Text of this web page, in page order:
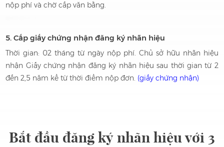
nộp phí và chờ cấp văn bằng.
5. Cấp giấy chứng nhận đăng ký nhãn hiệu
Thời gian: 02 tháng từ ngày nộp phí. Chủ sở hữu nhãn hiệu
nhận Giấy chứng nhận đăng ký nhãn hiệu sau thời gian từ 2
đến 2,5 năm kể từ thời điểm nộp đơn. (giấy chứng nhận)
Bắt đầu đăng ký nhãn hiệu với 3